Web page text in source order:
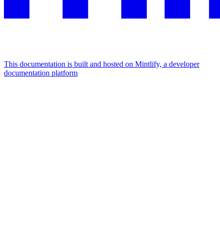
This documentation is built and hosted on Mintlify, a developer
documentation platform